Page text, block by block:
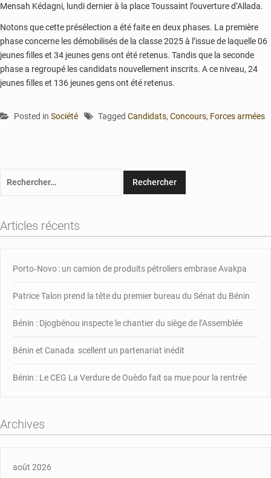
Mensah Kédagni, lundi dernier à la place Toussaint l’ouverture d’Allada.
Notons que cette présélection a été faite en deux phases. La première
phase concerne les démobilisés de la classe 2025 à l’issue de laquelle 06
jeunes filles et 34 jeunes gens ont été retenus. Tandis que la seconde
phase a regroupé les candidats nouvellement inscrits. A ce niveau, 24
jeunes filles et 136 jeunes gens ont été retenus.
Posted in Société Tagged Candidats, Concours, Forces armées
Articles récents
Porto‑Novo : un camion de produits pétroliers embrase Avakpa
Patrice Talon prend la tête du premier bureau du Sénat du Bénin
Bénin : Djogbénou inspecte le chantier du siège de l’Assemblée
Bénin et Canada scellent un partenariat inédit
Bénin : Le CEG La Verdure de Ouèdo fait sa mue pour la rentrée
Archives
août 2026